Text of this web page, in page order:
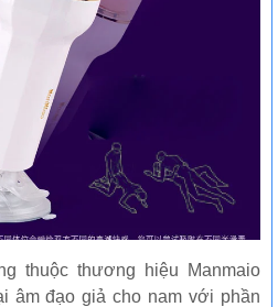
thuộc thương hiệu Manmaio
âm đạo giả cho nam với phần